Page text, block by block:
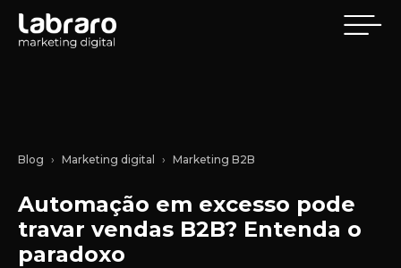
Blog Marketing digital Marketing B2B
Automação em excesso pode
travar vendas B2B? Entenda o
paradoxo